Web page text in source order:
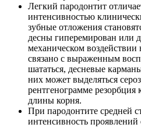
Легкий пародонтит
интенсивностью
зубные отложения
десны гиперемирован или
механическом воздействии
связано с выраженным
шататься, десневые
них может выделяться
рентгенограмме резорбция
длины корня.
При пародонтите средней
интенсивность